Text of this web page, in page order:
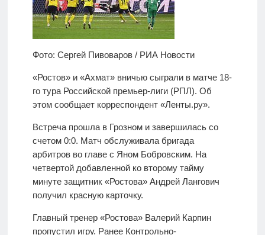
Фото: Сергей Пивоваров / РИА Новости
«Ростов» и «Ахмат» вничью сыграли в матче 18-
го тура Российской премьер-лиги (РПЛ). Об
этом сообщает корреспондент «Ленты.ру».
Встреча прошла в Грозном и завершилась со
счетом 0:0. Матч обслуживала бригада
арбитров во главе с Яном Бобровским. На
четвертой добавленной ко второму тайму
минуте защитник «Ростова» Андрей Лангович
получил красную карточку.
Главный тренер «Ростова» Валерий Карпин
пропустил игру. Ранее Контрольно-